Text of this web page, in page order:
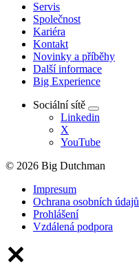
Servis
Společnost
Kariéra
Kontakt
Novinky a příběhy
Další informace
Big Experience
Sociální sítě
Linkedin
X
YouTube
© 2026 Big Dutchman
Impresum
Ochrana osobních údajů
Prohlášení
Vzdálená podpora